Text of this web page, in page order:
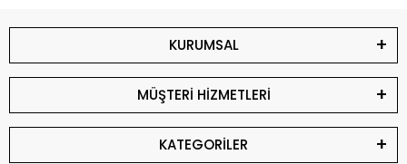
KURUMSAL
MÜŞTERİ HİZMETLERİ
KATEGORİLER